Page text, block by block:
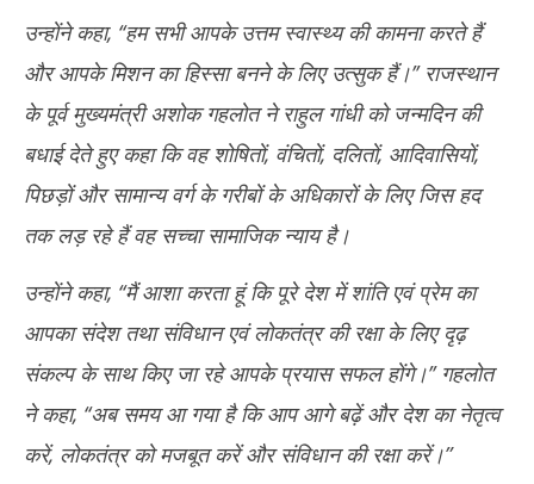
उन्होंने कहा, ‘‘हम सभी आपके उत्तम स्वास्थ्य की कामना करते हैं
और आपके मिशन का हिस्सा बनने के लिए उत्सुक हैं।’’ राजस्थान
के पूर्व मुख्यमंत्री अशोक गहलोत ने राहुल गांधी को जन्मदिन की
बधाई देते हुए कहा कि वह शोषितों, वंचितों, दलितों, आदिवासियों,
पिछड़ों और सामान्य वर्ग के गरीबों के अधिकारों के लिए जिस हद
तक लड़ रहे हैं वह सच्चा सामाजिक न्याय है।
उन्होंने कहा, ‘‘मैं आशा करता हूं कि पूरे देश में शांति एवं प्रेम का
आपका संदेश तथा संविधान एवं लोकतंत्र की रक्षा के लिए दृढ़
संकल्प के साथ किए जा रहे आपके प्रयास सफल होंगे।’’ गहलोत
ने कहा, ‘‘अब समय आ गया है कि आप आगे बढ़ें और देश का नेतृत्व
करें, लोकतंत्र को मजबूत करें और संविधान की रक्षा करें।”